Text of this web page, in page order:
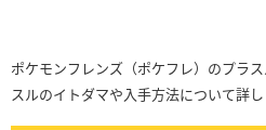
ポケモンフレンズ（ポケフレ）のプラ
スルのイトダマや入手方法について詳し